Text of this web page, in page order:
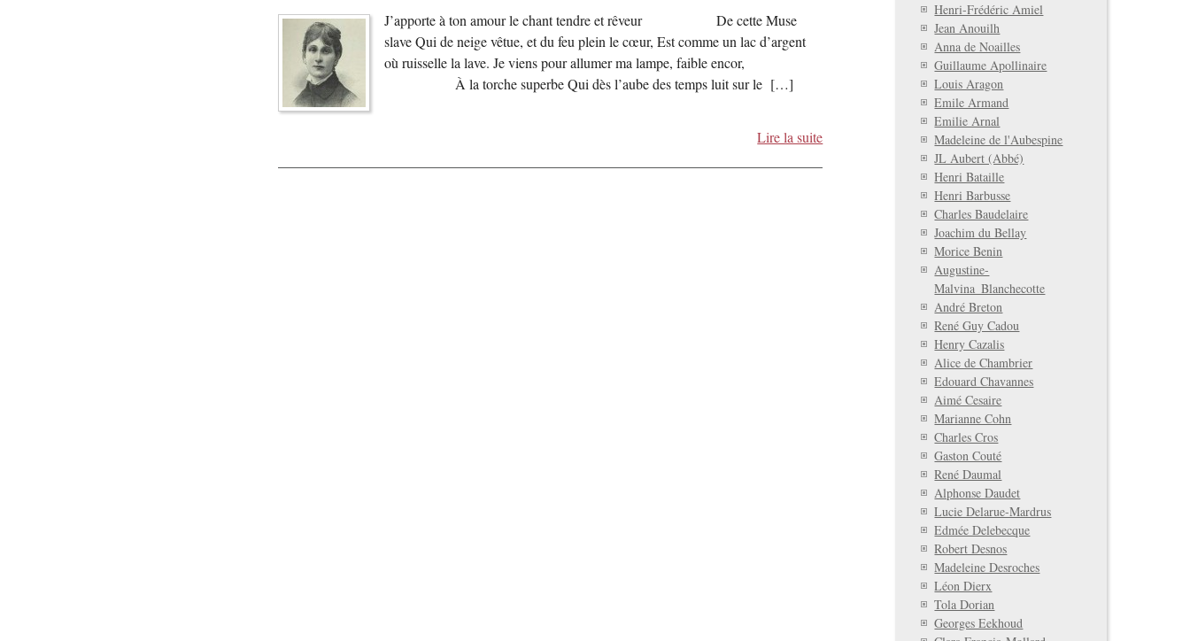
J’apporte à ton amour le chant tendre et rêveur De cette Muse
slave Qui de neige vêtue, et du feu plein le cœur, Est comme un lac d’argent
où ruisselle la lave. Je viens pour allumer ma lampe, faible encor,
À la torche superbe Qui dès l’aube des temps luit sur le […]
Lire la suite
Henri-Frédéric Amiel
Jean Anouilh
Anna de Noailles
Guillaume Apollinaire
Louis Aragon
Emile Armand
Emilie Arnal
Madeleine de l'Aubespine
JL Aubert (Abbé)
Henri Bataille
Henri Barbusse
Charles Baudelaire
Joachim du Bellay
Morice Benin
Augustine-
Malvina_Blanchecotte
André Breton
René Guy Cadou
Henry Cazalis
Alice de Chambrier
Edouard Chavannes
Aimé Cesaire
Marianne Cohn
Charles Cros
Gaston Couté
René Daumal
Alphonse Daudet
Lucie Delarue-Mardrus
Edmée Delebecque
Robert Desnos
Madeleine Desroches
Léon Dierx
Tola Dorian
Georges Eekhoud